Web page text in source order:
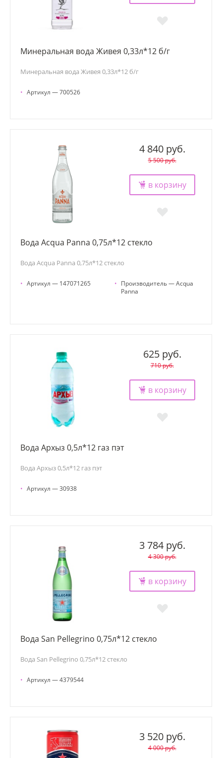
Минеральная вода Живея 0,33л*12 б/г
Минеральная вода Живея 0,33л*12 б/г
• Артикул — 700526
4 840 руб.
5 500 руб.
в корзину
Вода Acqua Panna 0,75л*12 стекло
Вода Acqua Panna 0,75л*12 стекло
• Артикул — 147071265 • Производитель — Acqua
Panna
625 руб.
710 руб.
в корзину
Вода Архыз 0,5л*12 газ пэт
Вода Архыз 0,5л*12 газ пэт
• Артикул — 30938
3 784 руб.
4 300 руб.
в корзину
Вода San Pellegrino 0,75л*12 стекло
Вода San Pellegrino 0,75л*12 стекло
• Артикул — 4379544
3 520 руб.
4 000 руб.